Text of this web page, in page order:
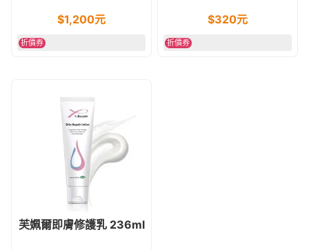
$1,200元
折價券
$320元
折價券
芙姵爾即膚修護乳 236ml